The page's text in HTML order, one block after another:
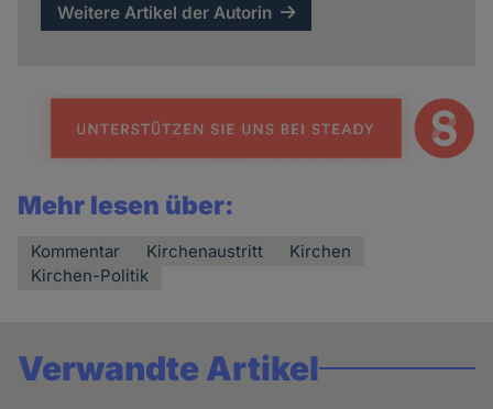
Weitere Artikel der Autorin
Mehr lesen über:
Kommentar Kirchenaustritt
Kirchen
Kirchen-Politik
Verwandte Artikel